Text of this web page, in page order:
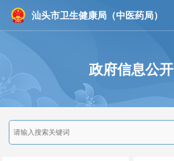
汕头市卫生健康局（中医药局）
政府信息公开